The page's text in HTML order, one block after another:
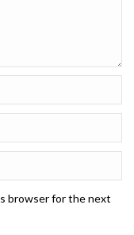
browser for the next